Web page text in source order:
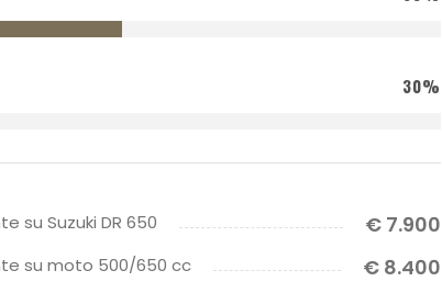
30%
su Suzuki DR 650 € 7.900
su moto 500/650 cc € 8.400